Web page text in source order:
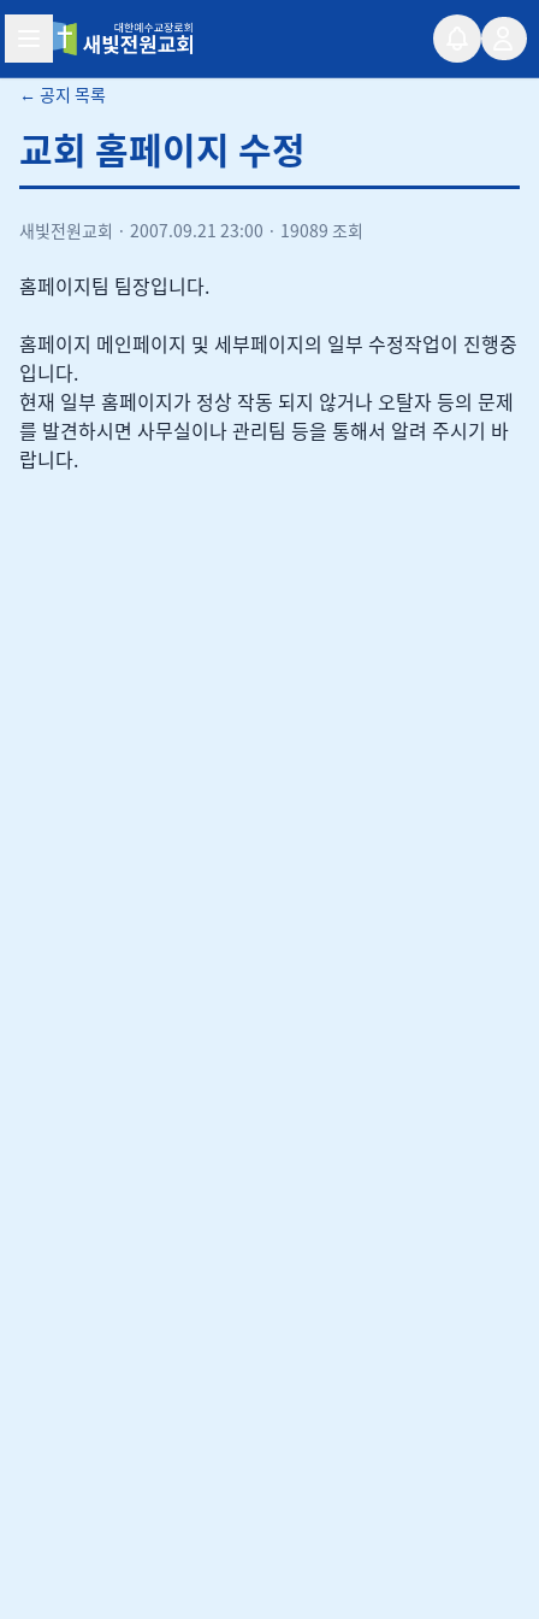
새빛전원교회
← 공지 목록
교회 홈페이지 수정
새빛전원교회 · 2007.09.21 23:00 · 19089 조회
홈페이지팀 팀장입니다.
홈페이지 메인페이지 및 세부페이지의 일부 수정작업이 진행중
입니다.
현재 일부 홈페이지가 정상 작동 되지 않거나 오탈자 등의 문제
를 발견하시면 사무실이나 관리팀 등을 통해서 알려 주시기 바
랍니다.